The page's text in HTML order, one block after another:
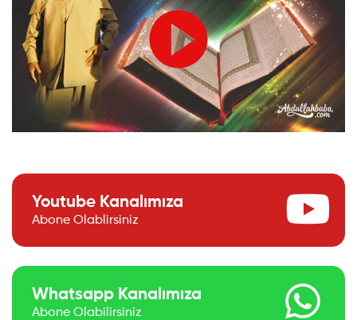
Youtube Kanalımıza
Abone Olablirsiniz
Whatsapp Kanalımıza
Abone Olabilirsiniz